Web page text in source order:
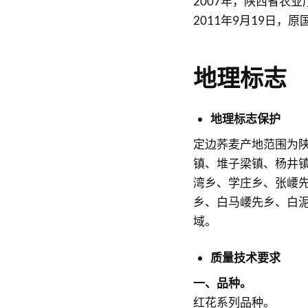
2011年9月19日，原
地理标志
地理标志保护
定边荞麦产地范围为
镇、堆子梁镇、杨井
湾乡、学庄乡、张崾
乡、白马崾先乡、白
域。
质量技术要求
一、品种。
红花系列品种。